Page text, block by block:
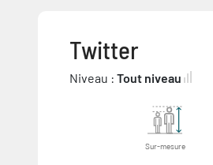
Twitter
Niveau : Tout niveau
Sur-mesure